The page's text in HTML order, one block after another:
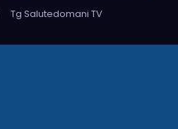
Tg Salutedomani TV